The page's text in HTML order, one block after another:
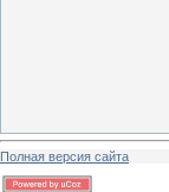
Полная версия сайта